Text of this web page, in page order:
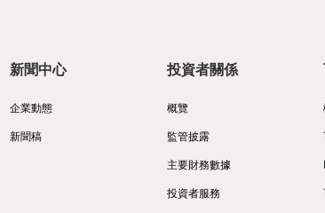
新聞中心
企業動態
新聞稿
投資者關係
概覽
監管披露
主要財務數據
投資者服務